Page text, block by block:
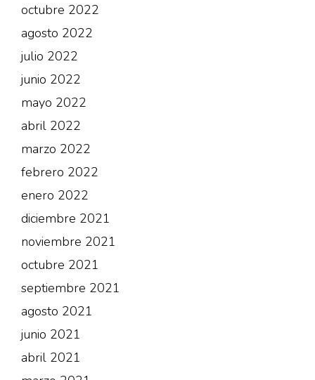
octubre 2022
agosto 2022
julio 2022
junio 2022
mayo 2022
abril 2022
marzo 2022
febrero 2022
enero 2022
diciembre 2021
noviembre 2021
octubre 2021
septiembre 2021
agosto 2021
junio 2021
abril 2021